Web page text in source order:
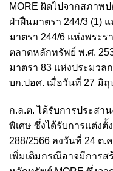
MORE ผิดไปจากสภาพ
ฝ่าฝืนมาตรา 244/3 (1)
มาตรา 244/6 แห่งพระ
ตลาดหลักทรัพย์ พ.ศ.
มาตรา 83 แห่งประมว
บก.ปอศ. เมื่อวันที่ 27 มิ
ก.ล.ต. ได้รับการประส
พิเศษ ซึ่งได้รับการแต่ง
288/2566 ลงวันที่ 24 ต
เพิ่มเติมกรณีอาจมีการ